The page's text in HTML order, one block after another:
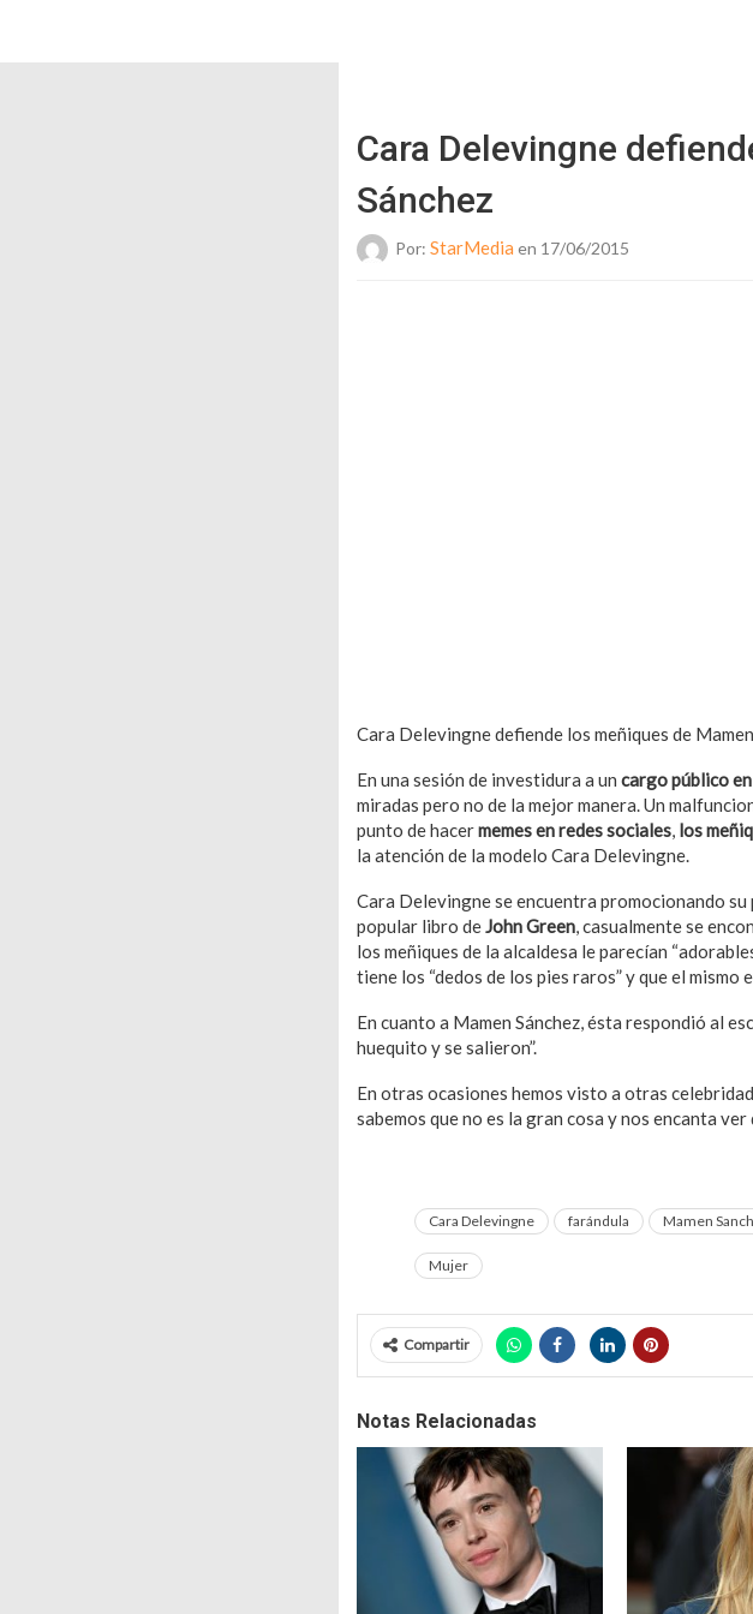
Cara Delevingne
Sánchez
Por: StarMedia en 17/06/2015
Cara Delevingne defiende los meñiques de
En una sesión de investidura a un cargo público
miradas pero no de la mejor manera. Un
punto de hacermemes en redes sociales, los
la atención de la modelo Cara Delevingne.
Cara Delevingne se encuentra promocionando su
popular libro deJohn Green, casualmente se
los meñiques de la alcaldesa le parecían
tiene los “dedos de los pies raros” y que el mismo
En cuanto a Mamen Sánchez, ésta respondió al
huequito y se salieron”.
En otras ocasiones hemos visto a otras
sabemos que no es la gran cosa y nos encanta
Cara Delevingne farándula Mamen
Mujer
Compartir
Notas Relacionadas